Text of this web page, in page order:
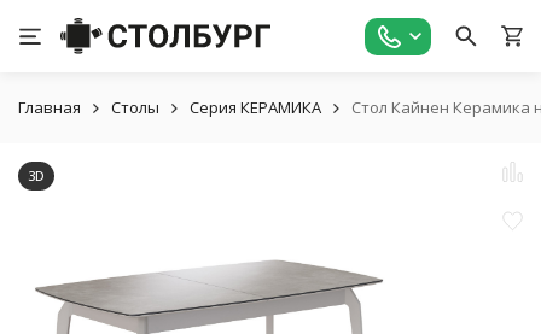
Главная Столы Серия КЕРАМИКА Стол Кайнен Керамика
3D